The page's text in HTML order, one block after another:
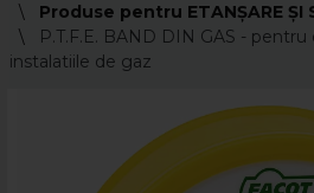
Produse pentru ETANȘARE ȘI
P.T.F.E. BAND DIN GAS -
instalatiile de gaz